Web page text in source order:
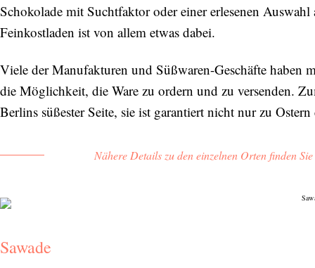
Schokolade mit Suchtfaktor oder einer erlesenen
Feinkostladen ist von allem etwas dabei.
Viele der Manufakturen und Süßwaren-Geschäfte haben
die Möglichkeit, die Ware zu ordern und zu versenden.
Berlins süßester Seite, sie ist garantiert nicht nur zu
Nähere Details zu den einzelnen Orten finden
Sawade